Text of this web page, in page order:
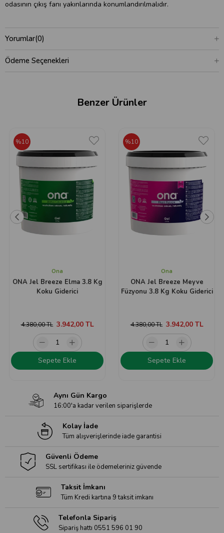
odasının çıkış fanı yakınlarında konumlandırılmalıdır.
Yorumlar(0)
Ödeme Seçenekleri
Benzer Ürünler
Ona
ONA Jel Breeze Elma 3.8 Kg
Koku Giderici
3.942,00 TL
4.380,00 TL
%10
Sepete Ekle
Ona
ONA Jel Breeze Meyve
Füzyonu 3.8 Kg Koku Giderici
3.942,00 TL
4.380,00 TL
%10
Sepete Ekle
Aynı Gün Kargo
16:00'a kadar verilen siparişlerde
Kolay İade
Tüm alışverişlerinde iade garantisi
Güvenli Ödeme
SSL sertifikası ile ödemeleriniz güvende
Taksit İmkanı
Tüm Kredi kartına 9 taksit imkanı
Telefonla Sipariş
Sipariş hattı 0551 596 01 90